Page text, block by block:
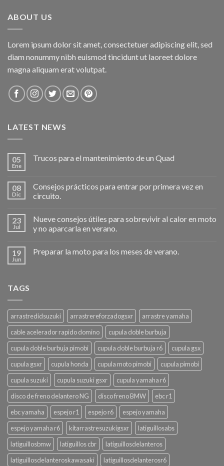
ABOUT US
Lorem ipsum dolor sit amet, consectetuer adipiscing elit, sed
diam nonummy nibh euismod tincidunt ut laoreet dolore
magna aliquam erat volutpat.
LATEST NEWS
05
Ene
Trucos para el mantenimiento de un Quad
08
Dic
Consejos prácticos para entrar por primera vez en
circuito.
23
Jul
Nueve consejos útiles para sobrevivir al calor en moto
y no aparcarla en verano.
19
Jun
Preparar la moto para los meses de verano.
TAGS
arrastredidsuzuki arrastrereforzadogsxr
arrastre yamaha
cable acelerador rapido domino
cupula doble burbuja
cupula doble burbuja pimobi
cupula doble burbuja r6
cupula gsx
cupula gsxr
cupula honda cupula moto pimobi
cupula pimobi
cupula suzuki
cupula suzuki gsxr
cupula yamaha r6
disco de freno delantero NG
disco freno BMW
ebc r1
ebc yamaha
espejo r1 espejo r6
espejo yamaha
espejo yamaha r6
kitarrastresuzukigsxr
latiguillosabs
latiguillosbmw
latiguillos cbr
latiguillosdelanteros
latiguillosdelanteroskawasaki
latiguillosdelanterosr6